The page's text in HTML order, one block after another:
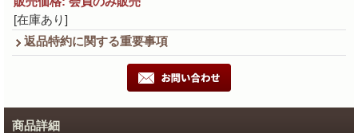
[在庫あり]
返品特約に関する重要事項
商品詳細